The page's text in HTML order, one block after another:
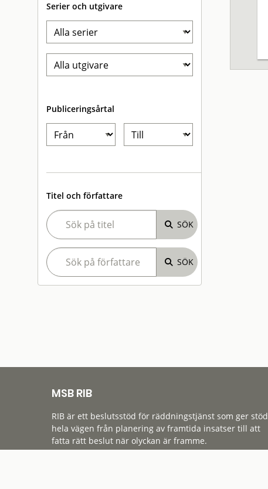
Serier och utgivare
Publiceringsårtal
Titel och författare
MSB RIB
RIB är ett beslutsstöd för räddningstjänst som ger stöd
hela vägen från planering av framtida insatser till att
fatta rätt beslut när olyckan är framme.